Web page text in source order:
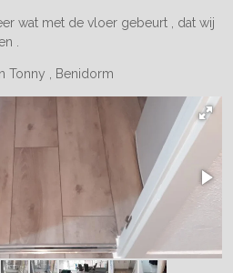
wat met de vloer gebeurt , dat wij
.
Tonny , Benidorm